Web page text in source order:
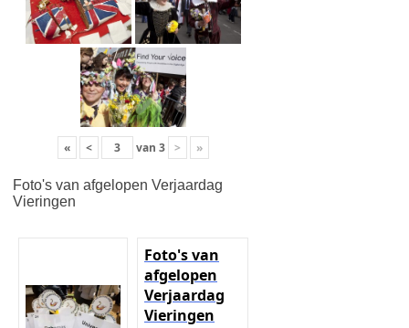
« < van 3 > »
Foto's van afgelopen Verjaardag
Vieringen
Foto's van
afgelopen
Verjaardag
Vieringen